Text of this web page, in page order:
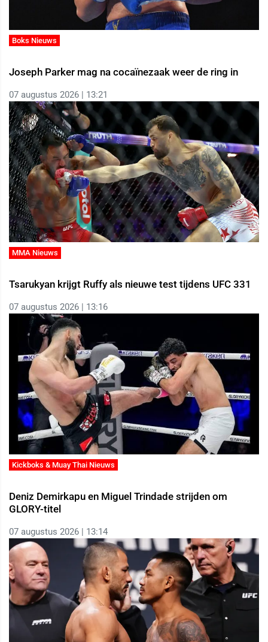
Boks Nieuws
Joseph Parker mag na cocaïnezaak weer de ring in
07 augustus 2026 | 13:21
MMA Nieuws
Tsarukyan krijgt Ruffy als nieuwe test tijdens UFC 331
07 augustus 2026 | 13:16
Kickboks & Muay Thai Nieuws
Deniz Demirkapu en Miguel Trindade strijden om
GLORY-titel
07 augustus 2026 | 13:14